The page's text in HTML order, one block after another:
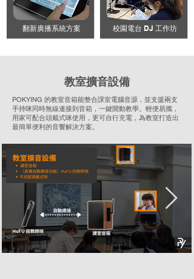
翻新廣播系統方案 校園電台 DJ 工作坊
教室擴音設備
POKYING 的教室音箱能整合課室電腦音源，並支援兩支
手持咪同時無線連接到音箱，一鍵開動教學。輕便易攜，
用家可配合頭戴式咪使用，更可自行充電，為教室打造出
最簡單便利的音響解決方案。